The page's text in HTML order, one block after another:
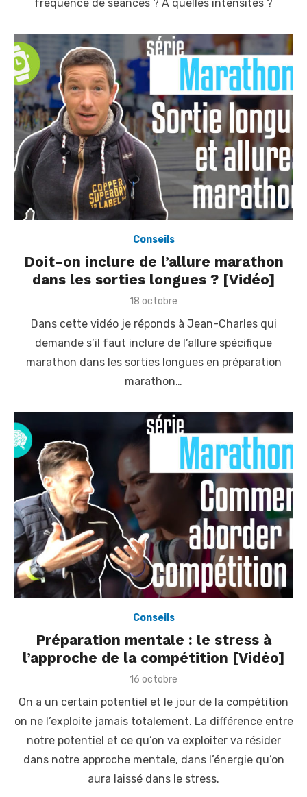
n
fréquence de séances ? A quelles intensités ?
Conseils
Doit-on inclure de l’allure marathon
dans les sorties longues ? [Vidéo]
P
s
t
e
d
n
18 octobre
Dans cette vidéo je réponds à Jean-Charles qui
demande s’il faut inclure de l’allure spécifique
marathon dans les sorties longues en préparation
marathon…
Conseils
Préparation mentale : le stress à
l’approche de la compétition [Vidéo]
P
s
t
e
d
n
16 octobre
On a un certain potentiel et le jour de la compétition
on ne l’exploite jamais totalement. La différence entre
notre potentiel et ce qu’on va exploiter va résider
dans notre approche mentale, dans l’énergie qu’on
aura laissé dans le stress.